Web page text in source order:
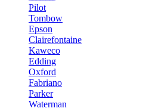
Pilot
Tombow
Epson
Clairefontaine
Kaweco
Edding
Oxford
Fabriano
Parker
Waterman